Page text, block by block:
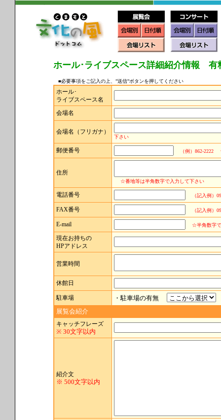
ホール･ライブスペース詳細紹介情報 有
■必要事項をご記入の上、”送信”ボタンを押してください
ホール･
ライブスペース名
会場名
会場名（フリガナ）
下さい
郵便番号 （例） 862-2222
住所
☆番地等は半角数字で入力して下さい
電話番号 （記入例）
FAX番号 （記入例）
E-mail ☆半角数字で
現在お持ちの
HPアドレス
営業時間
休館日
駐車場 ・駐車場の有無
展覧会紹介
キャッチフレーズ
※ 30文字以内
紹介文
※ 500文字以内